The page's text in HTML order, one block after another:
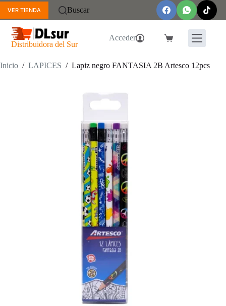
Saltar
contenido
VER TIENDA Buscar
Distribuidora del Sur
Acceder
Carro
Inicio / LAPICES / Lapiz negro FANTASIA 2B Artesco 12pcs